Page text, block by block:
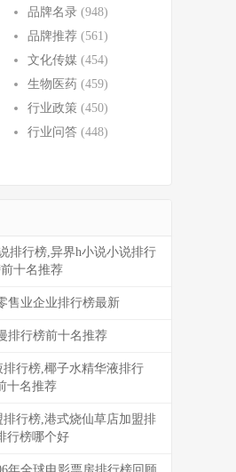
品牌名录 (948)
品牌推荐 (561)
文化传媒 (454)
生物医药 (459)
行业政策 (450)
行业问答 (448)
排行榜,异界h小说小说排行
十名推荐
售业企业排行榜最新
排行榜前十名推荐
行榜,椰子水精华液排行
十名推荐
行榜,港式烧仙草店加盟排
行榜哪个好